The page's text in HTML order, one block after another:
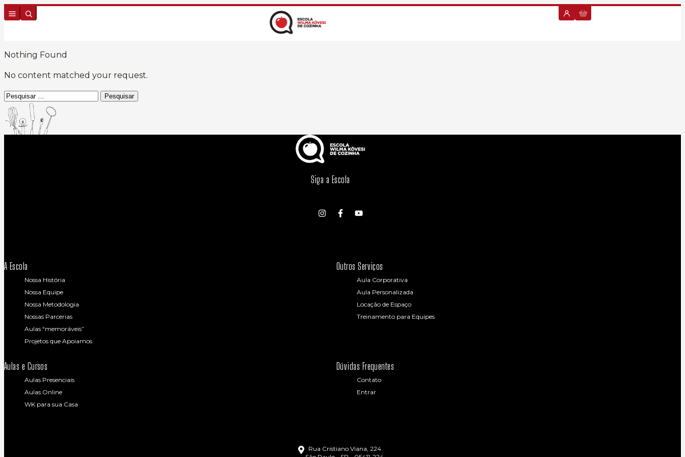
Skip to content
Nothing Found
No content matched your request.
Pesquisar
por:
Siga a Escola
A Escola
Nossa História
Nossa Equipe
Nossa Metodologia
Nossas Parcerias
Aulas “memoráveis”
Projetos que Apoiamos
Outros Serviços
Aula Corporativa
Aula Personalizada
Locação de Espaço
Treinamento para Equipes
Aulas e Cursos
Aulas Presenciais
Aulas Online
WK para sua Casa
Dúvidas Frequentes
Contato
Entrar
Rua Cristiano Viana, 224